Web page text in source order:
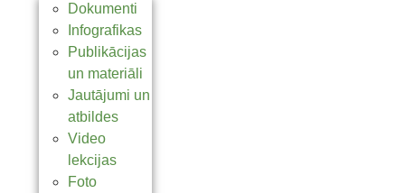
Dokumenti
Infografikas
Publikācijas
un materiāli
Jautājumi un
atbildes
Video
lekcijas
Foto